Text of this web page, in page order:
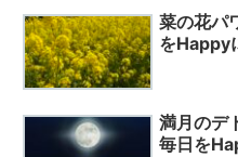
菜の花パ
をHappy
満月のデ
毎日を